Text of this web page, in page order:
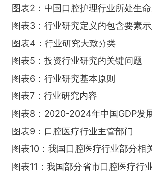
图表2：中国口腔护理行业所处生
图表3：行业研究定义的包含要素示
图表4：行业研究大致分类
图表5：投资行业研究的关键问题
图表6：行业研究基本原则
图表7：行业研究内容
图表8：2020-2024年中国GDP发
图表9：口腔医疗行业主管部门
图表10：我国口腔医疗行业部分相
图表11：我国部分省市口腔医疗行